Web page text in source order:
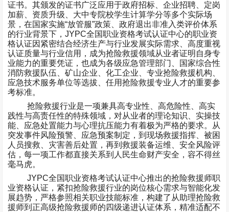
证书。其颁发的证书广泛应用于政府招标、企业招聘、定岗
加薪、资质升级、大中专院校学生计算学分等多个实际场
景，在国家实施“放管服”政策、政府退出非准入类评价体系
的行业背景下，JYPC全国职业资格考试认证中心的职业资
格认证因紧密结合经济生产与行业发展实际需求、高度重视
认证质量与行业信用，成为抢险救援领域从业者证明自身专
业能力的重要凭证，也成为各级应急管理部门、国家综合性
消防救援队伍、矿山企业、化工企业、专业抢险救援机构、
应急技术服务单位等选拔、任用抢险救援专业人才的重要参
考标准。
抢险救援行业是一项兼具高专业性、高危险性、高实
践性与高责任性的特殊领域，对从业者的理论知识、实操技
能、应急处置能力与心理抗压能力有着极为严格的要求。从
突发事件风险预警、应急预案制定，到现场救援指挥、被困
人员搜救、灾害善后处置，再到救援装备运维、安全风险评
估，每一项工作都直接关系到人民生命财产安全，容不得丝
毫马虎。
JYPC全国职业资格考试认证中心推出的抢险救援师职
业资格认证，紧扣抢险救援行业的岗位核心需求与智能化发
展趋势，严格参照相关职业技能标准，构建了从助理抢险救
援师到正高级抢险救援师的四级递进认证体系，精准适配不